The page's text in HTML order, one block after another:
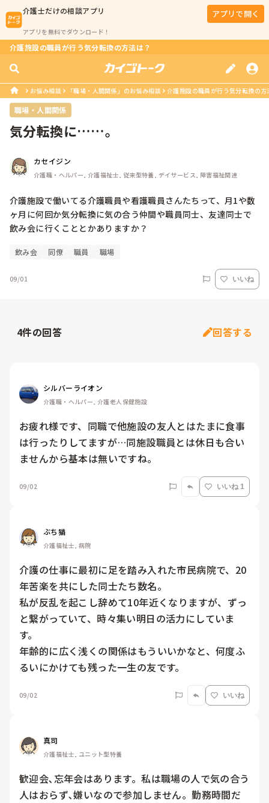
介護士だけの相談アプリ
アプリを無料でダウンロード！
アプリで開く
介護施設の職員が行う気分転換の方法は？
お悩み相談 「職場・人間関係」のお悩み相談 介護施設の職員が行う気分転換の方
職場・人間関係
気分転換に……。
カセイジン
介護職・ヘルパー, 介護福祉士, 従来型特養, デイサービス, 障害福祉関連
介護施設で働いてる介護職員や看護職員さんたちって、月1や数
ヶ月に何回か気分転換に気の合う仲間や職員同士、友達同士で
飲み会に行くこととかありますか？
飲み会 同僚 職員 職場
09/01 いいね
4件の回答 回答する
シルバーライオン
介護職・ヘルパー, 介護老人保健施設
お疲れ様です、同職で他施設の友人とはたまに食事
は行ったりしてますが…同施設職員とは休日も合い
ませんから基本は無いですね。
09/02 いいね 1
ぶち猫
介護福祉士, 病院
介護の仕事に最初に足を踏み入れた市民病院で、20
年苦楽を共にした同士たち数名。
私が反乱を起こし辞めて10年近くなりますが、ずっ
と繋がっていて、時々集い明日の活力にしていま
す。
年齢的に広く浅くの関係はもういいかなと、何度ふ
るいにかけても残った一生の友です。
09/02 いいね
真司
介護福祉士, ユニット型特養
歓迎会､忘年会はあります。私は職場の人で気の合う
人はおらず､嫌いなので参加しません。勤務時間だ